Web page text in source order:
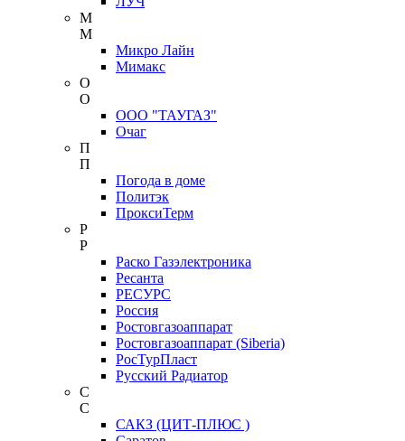
М
М
Микро Лайн
Мимакс
О
О
ООО "ТАУГАЗ"
Очаг
П
П
Погода в доме
Политэк
ПроксиТерм
Р
Р
Раско Газэлектроника
Ресанта
РЕСУРС
Россия
Ростовгазоаппарат
Ростовгазоаппарат (Siberia)
РосТурПласт
Русский Радиатор
С
С
САКЗ (ЦИТ-ПЛЮС )